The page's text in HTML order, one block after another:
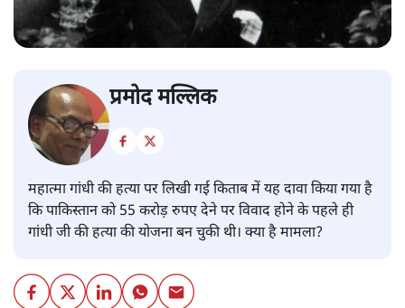
प्रमोद मल्लिक
महात्मा गांधी की हत्या पर लिखी गई किताब में यह दावा किया गया है
कि पाकिस्तान को 55 करोड़ रुपए देने पर विवाद होने के पहले ही
गांधी जी की हत्या की योजना बन चुकी थी। क्या है मामला?